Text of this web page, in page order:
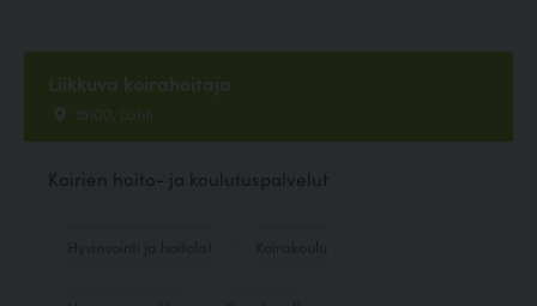
Liikkuva koirahoitaja
15100, Lahti
Koirien hoito- ja koulutuspalvelut